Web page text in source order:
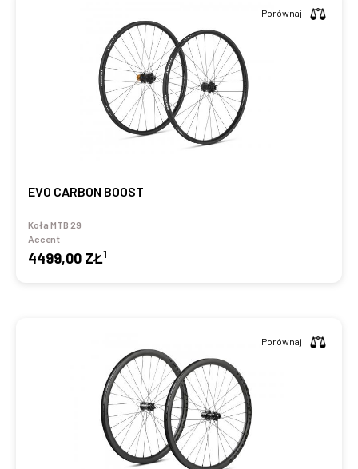
EVO CARBON BOOST
Koła MTB 29
Accent
4499,00 ZŁ1
Porównaj
Porównaj